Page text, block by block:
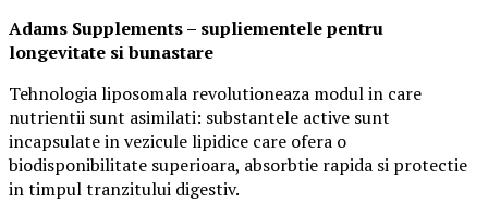
Adams Supplements – supliementelepentru
longevitate si bunastare
Tehnologia liposomala revolutioneaza modul in care
nutrientii sunt asimilati: substantele active sunt
incapsulate in vezicule lipidice care ofera o
biodisponibilitate superioara, absorbtie rapida si protectie
in timpul tranzitului digestiv.